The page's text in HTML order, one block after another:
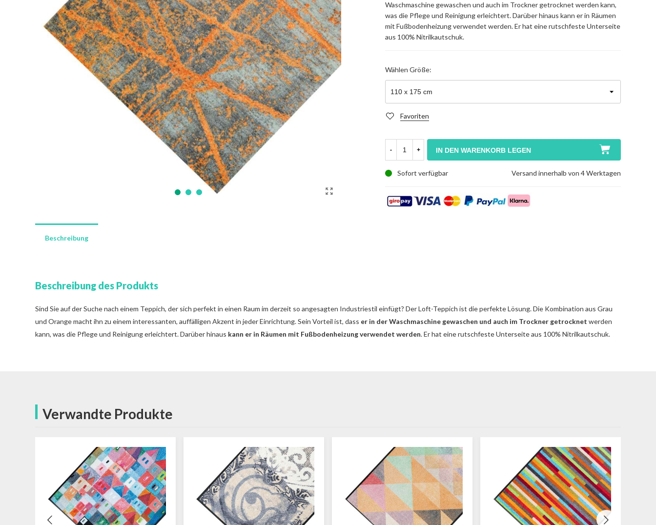
Waschmaschine gewaschen und auch im Trockner getrocknet werden kann,
was die Pflege und Reinigung erleichtert. Darüber hinaus kann er in Räumen
mit Fußbodenheizung verwendet werden. Er hat eine rutschfeste Unterseite
aus 100% Nitrilkautschuk.
WählenGröße:
Favoriten
- + IN DEN WARENKORB LEGEN
Sofort verfügbar Versand innerhalb von 4 Werktagen
Beschreibung
Beschreibung des Produkts
Sind Sie auf der Suche nach einem Teppich, der sich perfekt in einen Raum im derzeit so angesagten Industriestil einfügt? Der Loft-Teppich ist die perfekte Lösung. Die Kombination aus Grau
und Orange macht ihn zu einem interessanten, auffälligen Akzent in jeder Einrichtung. Sein Vorteil ist, dass er in der Waschmaschine gewaschen und auch im Trockner getrocknet werden
kann, was die Pflege und Reinigung erleichtert. Darüber hinaus kann er in Räumen mit Fußbodenheizung verwendet werden. Er hat eine rutschfeste Unterseite aus 100% Nitrilkautschuk.
Verwandte Produkte